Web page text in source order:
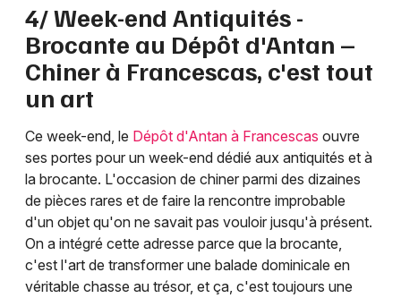
4/ Week-end Antiquités -
Brocante au Dépôt d'Antan –
Chiner à Francescas, c'est tout
un art
Ce week-end, le Dépôt d'Antan à Francescas ouvre
ses portes pour un week-end dédié aux antiquités et à
la brocante. L'occasion de chiner parmi des dizaines
de pièces rares et de faire la rencontre improbable
d'un objet qu'on ne savait pas vouloir jusqu'à présent.
On a intégré cette adresse parce que la brocante,
c'est l'art de transformer une balade dominicale en
véritable chasse au trésor, et ça, c'est toujours une